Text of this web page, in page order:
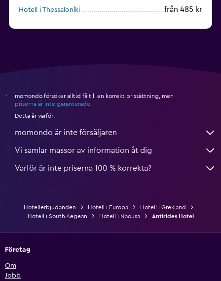
Hotell i Thessaloníki från 485 kr
*
momondo försöker alltid få till en korrekt prissättning, men
priserna är inte garanterade
Detta är varför:
momondo är inte försäljaren
Vi samlar massor av information åt dig
Varför är inte priserna 100 % korrekta?
Hotellerbjudanden Hotell i Europa
Hotell i Grekland
Hotell i South Aegean
Hotell i Naousa Antirides Hotel
Företag
Om
Jobb